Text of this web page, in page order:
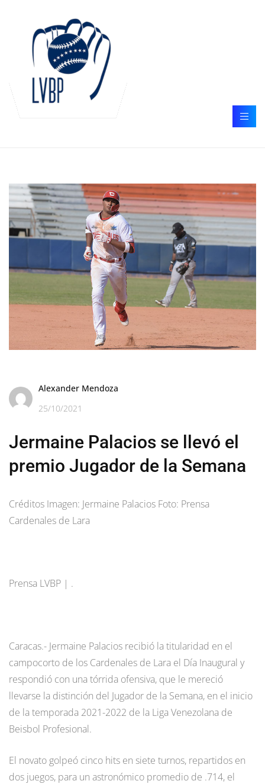
Alexander Mendoza
25/10/2021
Jermaine Palacios se llevó el
premio Jugador de la Semana
Créditos Imagen: Jermaine Palacios Foto: Prensa
Cardenales de Lara
Prensa LVBP | .
Caracas.- Jermaine Palacios recibió la titularidad en el
campocorto de los Cardenales de Lara el Día Inaugural y
respondió con una tórrida ofensiva, que le mereció
llevarse la distinción del Jugador de la Semana, en el inicio
de la temporada 2021-2022 de la Liga Venezolana de
Beisbol Profesional.
El novato golpeó cinco hits en siete turnos, repartidos en
dos juegos, para un astronómico promedio de .714, el